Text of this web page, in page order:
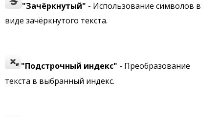
"Зачёркнутый" - Использование символов в
виде зачёркнутого текста.
"Подстрочный индекс" - Преобразование
текста в выбранный индекс.